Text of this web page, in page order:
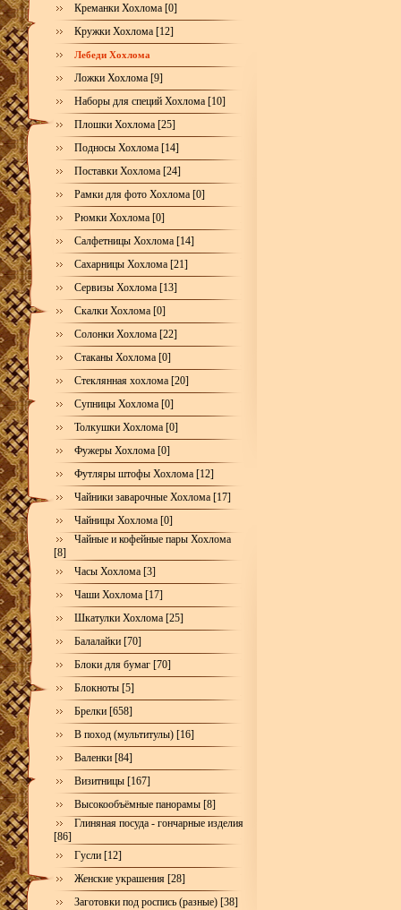
Креманки Хохлома [0]
Кружки Хохлома [12]
Лебеди Хохлома
Ложки Хохлома [9]
Наборы для специй Хохлома [10]
Плошки Хохлома [25]
Подносы Хохлома [14]
Поставки Хохлома [24]
Рамки для фото Хохлома [0]
Рюмки Хохлома [0]
Салфетницы Хохлома [14]
Сахарницы Хохлома [21]
Сервизы Хохлома [13]
Скалки Хохлома [0]
Солонки Хохлома [22]
Стаканы Хохлома [0]
Стеклянная хохлома [20]
Супницы Хохлома [0]
Толкушки Хохлома [0]
Фужеры Хохлома [0]
Футляры штофы Хохлома [12]
Чайники заварочные Хохлома [17]
Чайницы Хохлома [0]
Чайные и кофейные пары Хохлома
[8]
Часы Хохлома [3]
Чаши Хохлома [17]
Шкатулки Хохлома [25]
Балалайки [70]
Блоки для бумаг [70]
Блокноты [5]
Брелки [658]
В поход (мультитулы) [16]
Валенки [84]
Визитницы [167]
Высокообъёмные панорамы [8]
Глиняная посуда - гончарные изделия
[86]
Гусли [12]
Женские украшения [28]
Заготовки под роспись (разные) [38]